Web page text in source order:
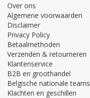
Over ons
Algemene voorwaarden
Disclaimer
Privacy Policy
Betaalmethoden
Verzenden & retourneren
Klantenservice
B2B en groothandel
Belgische nationale teams
Klachten en geschillen